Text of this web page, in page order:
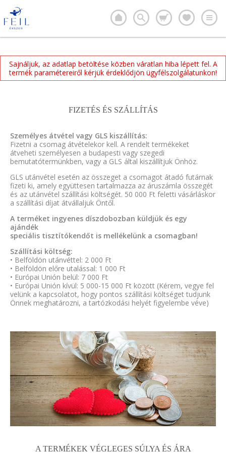
Sajnáljuk, az adatlap betöltése közben váratlan hiba lépett fel. A
termék paramétereiről kérjük érdeklődjön ügyfélszolgálatunkon!
FIZETÉS ÉS SZÁLLÍTÁS
Személyes átvétel vagy GLS kiszállítás:
Fizetni a csomag átvételekor kell. A rendelt termékeket
átveheti személyesen a budapesti vagy szegedi
bemutatótermünkben, vagy a GLS által kiszállítjuk Önhöz.
GLS utánvétel esetén az összeget a csomagot átadó futárnak
fizeti ki, amely együttesen tartalmazza az áruszámla összegét
és az utánvétel szállítási költségét. 50 000 Ft feletti vásárláskor
a szállítási díjat átvállaljuk Öntől.
A terméket ingyenes díszdobozban küldjük és egy
ajándék
speciális tisztítókendőt is mellékelünk a csomagban!
Szállítási költség:
• Belföldön utánvéttel: 2 000 Ft
• Belföldön előre utalással: 1 000 Ft
• Európai Unión belül: 7 000 Ft
• Európai Unión kívül: 5 000-15 000 Ft között (Kérem, vegye fel
velünk a kapcsolatot, hogy pontos szállítási költséget tudjunk
Önnek meghatározni, a tartózkodási helyét figyelembe véve)
A TERMÉKEK VÉGLEGES SÚLYA ÉS ÁRA